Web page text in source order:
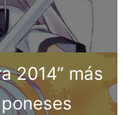
2014” más